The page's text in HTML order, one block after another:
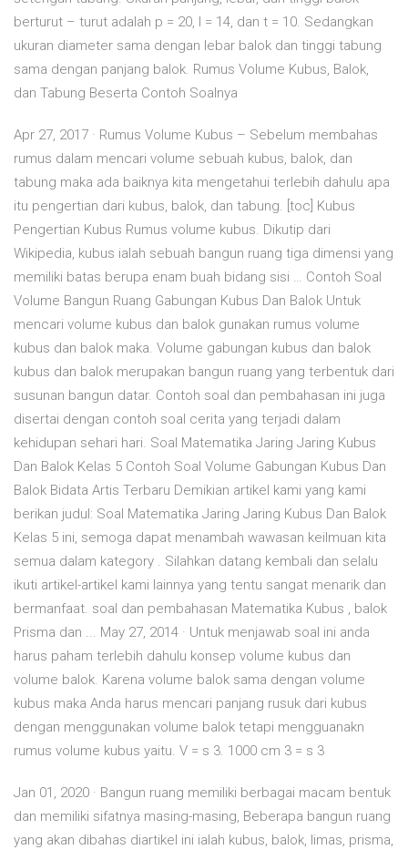
berturut – turut adalah p = 20, l = 14, dan t = 10. Sedangkan
ukuran diameter sama dengan lebar balok dan tinggi tabung
sama dengan panjang balok. Rumus Volume Kubus, Balok,
dan Tabung Beserta Contoh Soalnya
Apr 27, 2017 · Rumus Volume Kubus – Sebelum membahas
rumus dalam mencari volume sebuah kubus, balok, dan
tabung maka ada baiknya kita mengetahui terlebih dahulu apa
itu pengertian dari kubus, balok, dan tabung. [toc] Kubus
Pengertian Kubus Rumus volume kubus. Dikutip dari
Wikipedia, kubus ialah sebuah bangun ruang tiga dimensi yang
memiliki batas berupa enam buah bidang sisi … Contoh Soal
Volume Bangun Ruang Gabungan Kubus Dan Balok Untuk
mencari volume kubus dan balok gunakan rumus volume
kubus dan balok maka. Volume gabungan kubus dan balok
kubus dan balok merupakan bangun ruang yang terbentuk dari
susunan bangun datar. Contoh soal dan pembahasan ini juga
disertai dengan contoh soal cerita yang terjadi dalam
kehidupan sehari hari. Soal Matematika Jaring Jaring Kubus
Dan Balok Kelas 5 Contoh Soal Volume Gabungan Kubus Dan
Balok Bidata Artis Terbaru Demikian artikel kami yang kami
berikan judul: Soal Matematika Jaring Jaring Kubus Dan Balok
Kelas 5 ini, semoga dapat menambah wawasan keilmuan kita
semua dalam kategory . Silahkan datang kembali dan selalu
ikuti artikel-artikel kami lainnya yang tentu sangat menarik dan
bermanfaat. soal dan pembahasan Matematika Kubus , balok
Prisma dan ... May 27, 2014 · Untuk menjawab soal ini anda
harus paham terlebih dahulu konsep volume kubus dan
volume balok. Karena volume balok sama dengan volume
kubus maka Anda harus mencari panjang rusuk dari kubus
dengan menggunakan volume balok tetapi mengguanakn
rumus volume kubus yaitu. V = s 3. 1000 cm 3 = s 3
Jan 01, 2020 · Bangun ruang memiliki berbagai macam bentuk
dan memiliki sifatnya masing-masing, Beberapa bangun ruang
yang akan dibahas diartikel ini ialah kubus, balok, limas, prisma,